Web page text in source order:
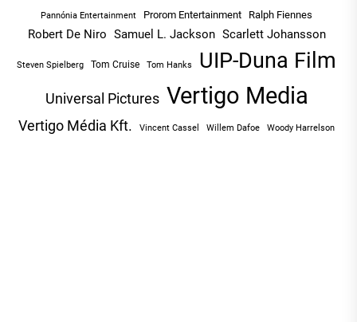
Pannónia Entertainment Prorom Entertainment Ralph Fiennes
Robert De Niro Samuel L. Jackson Scarlett Johansson
Steven Spielberg Tom Cruise Tom Hanks UIP-Duna Film
Universal Pictures Vertigo Media
Vertigo Média Kft. Vincent Cassel Willem Dafoe Woody Harrelson